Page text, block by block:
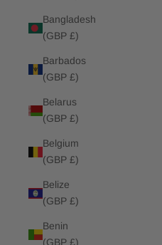
Bangladesh
(GBP £)
Barbados
(GBP £)
Belarus
(GBP £)
Belgium
(GBP £)
Belize
(GBP £)
Benin
(GBP £)